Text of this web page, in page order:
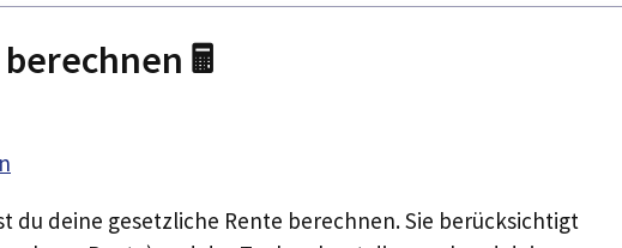
🖩
du deine gesetzliche Rente berechnen. Sie berücksichtigt